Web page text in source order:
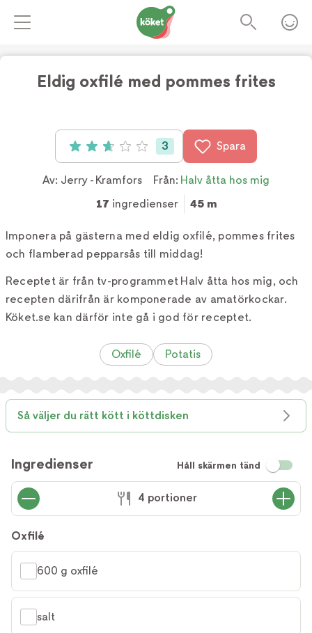
Eldig oxfilé med pommes frites
Betyg: 2.7 av 5 (3 röster)
3 Spara
Av: Jerry - Kramfors Från: Halv åtta hos mig
17 ingredienser 45 m
Imponera på gästerna med eldig oxfilé, pommes frites
och flamberad pepparsås till middag!
Receptet är från tv-programmet Halv åtta hos mig, och
recepten därifrån är komponerade av amatörkockar.
Köket.se kan därför inte gå i god för receptet.
Oxfilé Potatis
Så väljer du rätt kött i köttdisken
Ingredienser Håll skärmen tänd
4 portioner
Oxfilé
600 g oxfilé
salt